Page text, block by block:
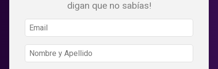
digan que no sabías!